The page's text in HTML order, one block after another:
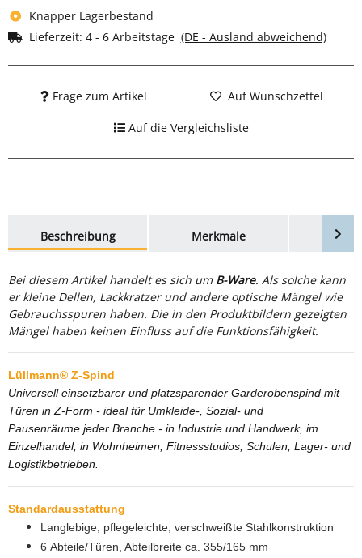
Knapper Lagerbestand
Lieferzeit: 4 - 6 Arbeitstage (DE - Ausland abweichend)
Frage zum Artikel Auf Wunschzettel
Auf die Vergleichsliste
Beschreibung
Merkmale
Bei diesem Artikel handelt es sich um B-Ware. Als solche kann
er kleine Dellen, Lackkratzer und andere optische Mängel wie
Gebrauchsspuren haben. Die in den Produktbildern gezeigten
Mängel haben keinen Einfluss auf die Funktionsfähigkeit.
Lüllmann® Z-Spind
Universell einsetzbarer und platzsparender Garderobenspind mit
Türen in Z-Form - ideal für Umkleide-, Sozial- und
Pausenräume jeder Branche - in Industrie und Handwerk, im
Einzelhandel, in Wohnheimen, Fitnessstudios, Schulen, Lager- und
Logistikbetrieben.
Standardausstattung
Langlebige, pflegeleichte, verschweißte Stahlkonstruktion
6 Abteile/Türen, Abteilbreite ca. 355/165 mm